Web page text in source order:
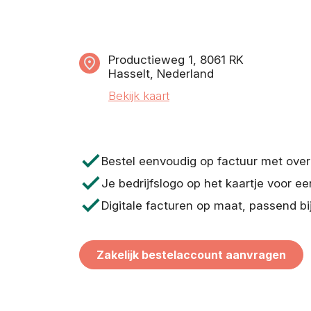
Productieweg 1, 8061 RK
Hasselt, Nederland
Bekijk kaart
checkBestel eenvoudig op factuur met
checkJe bedrijfslogo op het kaartje voor
checkDigitale facturen op maat, passend
Zakelijk bestelaccount aanvragen